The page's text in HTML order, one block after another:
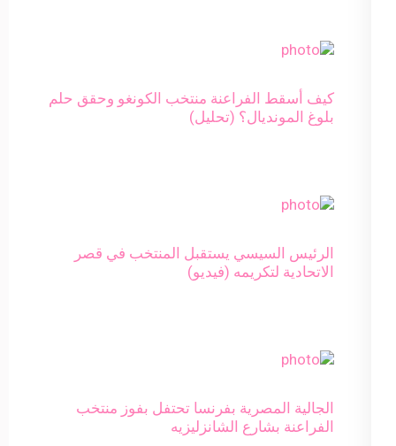
كيف أسقط الفراعنة منتخب الكونغو وحقق حلم
بلوغ المونديال؟ (تحليل)
الرئيس السيسي يستقبل المنتخب في قصر
الاتحادية لتكريمه (فيديو)
الجالية المصرية بفرنسا تحتفل بفوز منتخب
الفراعنة بشارع الشانزليزيه